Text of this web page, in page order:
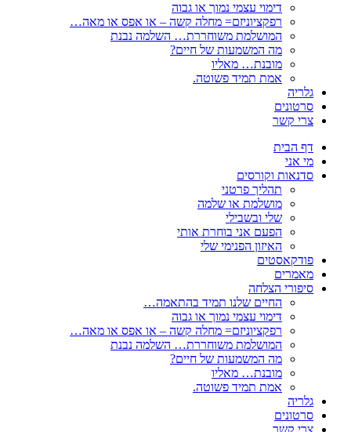
דימוי עצמי נמוך או גבוה
רפקציוניזם= מחלה קשה – או אפס או מאה…
המושלמת משוחררת… השלמה נבנת
מה המשמעות של חיים?
מובנת… מאליו
אמת תמיד פשוטה.
גלריה
סרטונים
צרי קשר
דף הבית
מי אני
סדנאות וקורסים
תהליך פרטני
מושלמת או שלמה
שלי ובשבילי
הפעם אני בוחרת אותי
האיזון הפנימי שלי
פודקאסטים
מאמרים
סיפורי הצלחה
החיים שלנו תמיד בהתאמה…
דימוי עצמי נמוך או גבוה
רפקציוניזם= מחלה קשה – או אפס או מאה…
המושלמת משוחררת… השלמה נבנת
מה המשמעות של חיים?
מובנת… מאליו
אמת תמיד פשוטה.
גלריה
סרטונים
צרי קשר